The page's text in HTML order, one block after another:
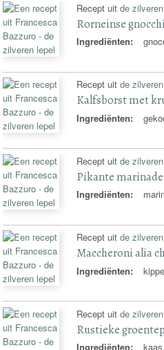
Recept uitde
Rorneinse gnocchi
Ingrediënten:
Recept uitde
Kalfsborst met
Ingrediënten:
Recept uitde
Pikante marinade
Ingrediënten:
Recept uitde
Maccheroni alia
Ingrediënten:
Recept uitde
Rustieke
Ingrediënten: